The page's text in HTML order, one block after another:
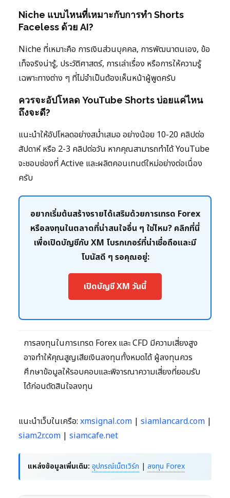
Niche แบบไหนที่เหมาะกับการทำ Shorts
Faceless ด้วย AI?
Niche ที่เหมาะคือ การเงินส่วนบุคคล, การพัฒนาตนเอง, ข้อ
เท็จจริงน่ารู้, ประวัติศาสตร์, การเล่าเรื่อง หรือการให้ความรู้
เฉพาะทางต่าง ๆ ที่ไม่จำเป็นต้องเห็นหน้าผู้พูดครับ
ควรจะอัปโหลด YouTube Shorts บ่อยแค่ไหน
ถึงจะดี?
แนะนำให้อัปโหลดอย่างสม่ำเสมอ อย่างน้อย 10-20 คลิปต่อ
สัปดาห์ หรือ 2-3 คลิปต่อวัน หากคุณสามารถทำได้ YouTube
จะชอบช่องที่ Active และผลิตคอนเทนต์ใหม่อย่างต่อเนื่อง
ครับ
อยากเริ่มต้นสร้างรายได้เสริมด้วยการเทรด Forex
หรือลงทุนในตลาดที่น่าสนใจอื่น ๆ ใช่ไหม? คลิกที่นี่
เพื่อเปิดบัญชีกับ XM โบรกเกอร์ที่น่าเชื่อถือและมี
โบนัสดี ๆ รอคุณอยู่:
เปิดบัญชี XM วันนี้
การลงทุนในการเทรด Forex และ CFD มีความเสี่ยงสูง
อาจทำให้คุณสูญเสียเงินลงทุนทั้งหมดได้ ผู้ลงทุนควร
ศึกษาข้อมูลให้รอบคอบและพิจารณาความเสี่ยงที่ยอมรับ
ได้ก่อนตัดสินใจลงทุน
แนะนำเว็บในเครือ: xmsignal.com | siamlancard.com |
siam2r.com | siamcafe.net
แหล่งข้อมูลเพิ่มเติม: อุปกรณ์เน็ตเวิร์ก | ลงทุน Forex